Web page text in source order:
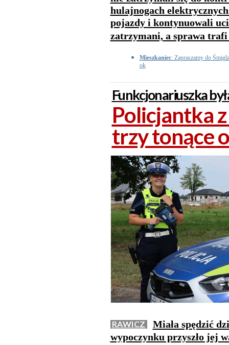
hulajnogach
pojazdy i kontynuowali
zatrzymani, a sprawa trafi
Mieszkaniec: Zapraszamy do
ok
Funkcjonariuszka
Policjantka
trzy tonące
RAWICZ
Miała spędzić
wypoczynku przyszło jej